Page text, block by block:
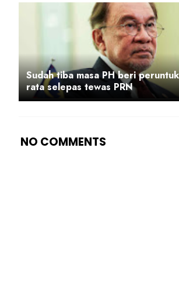
Sudah tiba masa PH beri
rata selepas tewas PRN
NO COMMENTS